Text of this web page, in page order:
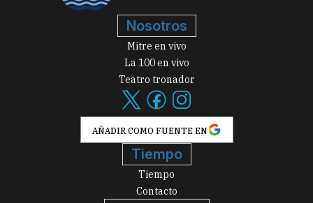
Nosotros
Mitre en vivo
La 100 en vivo
Teatro tronador
AÑADIR COMO FUENTE EN
Tiempo
Tiempo
Contacto